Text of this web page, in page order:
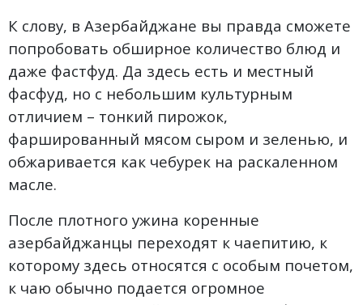
К слову, в Азербайджане вы правда сможете
попробовать обширное количество блюд и
даже фастфуд. Да здесь есть и местный
фасфуд, но с небольшим культурным
отличием – тонкий пирожок,
фаршированный мясом сыром и зеленью, и
обжаривается как чебурек на раскаленном
масле.
После плотного ужина коренные
азербайджанцы переходят к чаепитию, к
которому здесь относятся с особым почетом,
к чаю обычно подается огромное